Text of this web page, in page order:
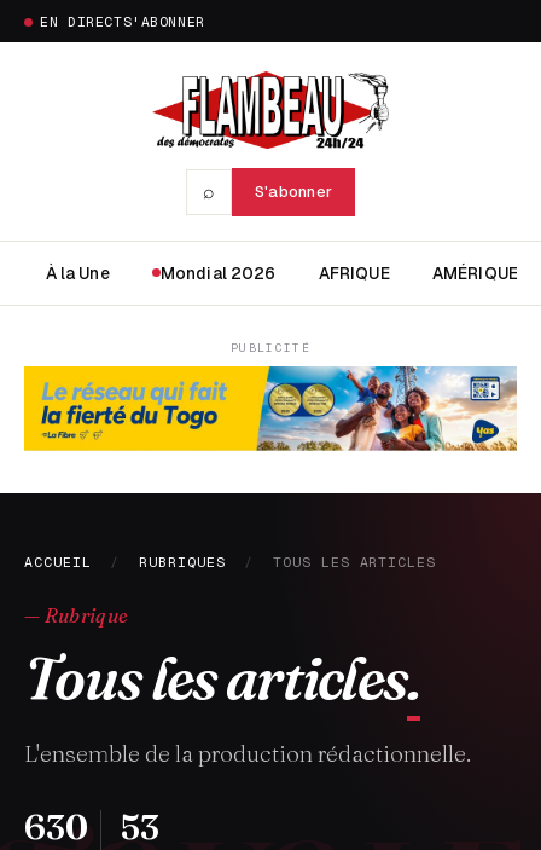
EN DIRECTS'ABONNER
⌕ S'abonner
À la Une Mondial 2026 AFRIQUE AMÉRIQUE
PUBLICITÉ
ACCUEIL / RUBRIQUES / TOUS LES ARTICLES
— Rubrique
Tous les articles.
L'ensemble de la production rédactionnelle.
630 53